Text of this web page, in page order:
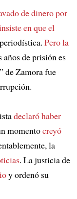
de dinero por
en que el
Pero la
años de prisión es
de Zamora fue
declaró haber
momentocreyó
la
. La justicia de
y ordenó su